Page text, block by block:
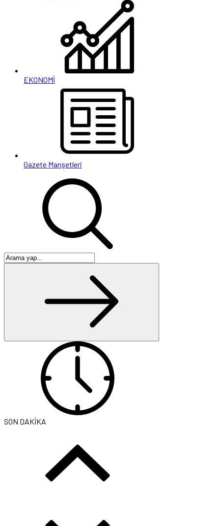
EKONOMİ
Gazete Manşetleri
SON DAKİKA